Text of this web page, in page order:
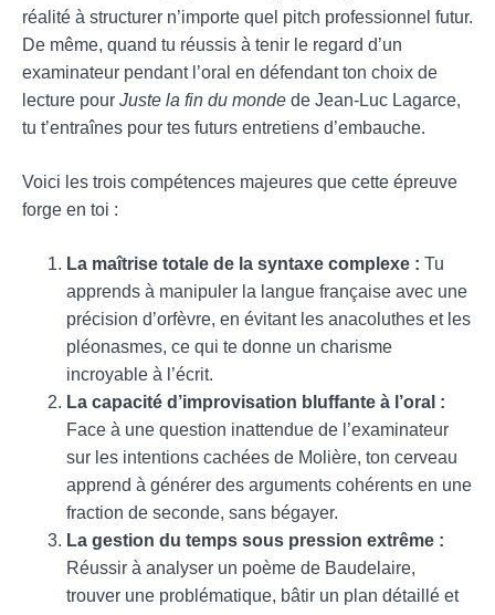
réalité à structurer n’importe quel pitch professionnel futur.
De même, quand tu réussis à tenir le regard d’un
examinateur pendant l’oral en défendant ton choix de
lecture pour Juste la fin du monde de Jean-Luc Lagarce,
tu t’entraînes pour tes futurs entretiens d’embauche.
Voici les trois compétences majeures que cette épreuve
forge en toi :
La maîtrise totale de la syntaxe complexe : Tu
apprends à manipuler la langue française avec une
précision d’orfèvre, en évitant les anacoluthes et les
pléonasmes, ce qui te donne un charisme
incroyable à l’écrit.
La capacité d’improvisation bluffante à l’oral :
Face à une question inattendue de l’examinateur
sur les intentions cachées de Molière, ton cerveau
apprend à générer des arguments cohérents en une
fraction de seconde, sans bégayer.
La gestion du temps sous pression extrême :
Réussir à analyser un poème de Baudelaire,
trouver une problématique, bâtir un plan détaillé et